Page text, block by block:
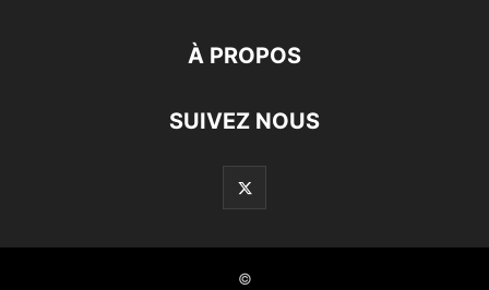
À PROPOS
SUIVEZ NOUS
©